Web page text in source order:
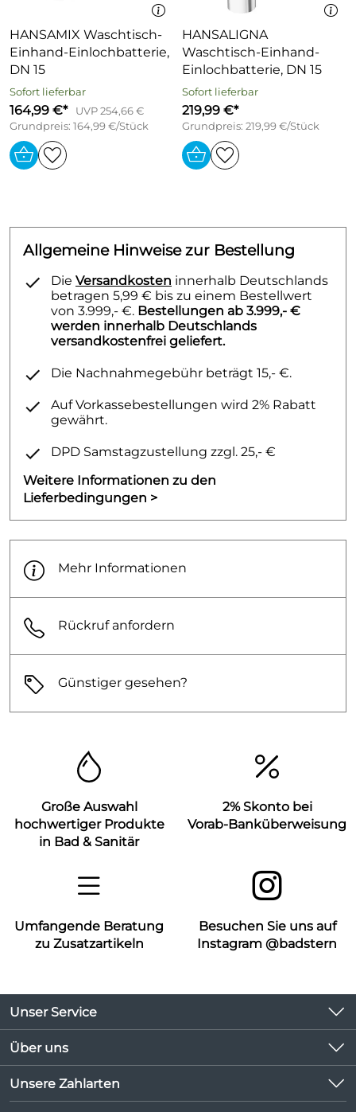
(-) W+K-Kennzeichnung
Luftsprudler
(-) Konstante Durchflussleistung unabhängig vom
Fließdruck
(-) Verbesserter Kalkschutz durch die
HONEYCOMB®Struktur
Ablaufgarnitur (Metall) und Zugbetätigung
Rapid-Montagesystem
Anschluss über flexible Druckschläuche G 3/8 (-)
HANSAMIX Waschtisch-
Einhand-Einlochbatterie,
DN 15
Sofort lieferbar
164,99 €*
UVP 254,66 €
Grundpreis: 164,99 €/Stück
HANSALIGNA
Waschtisch-Einhand-
Einlochbatterie, DN 15
Sofort lieferbar
219,99 €*
Grundpreis: 219,99 €/Stück
Allgemeine Hinweise zur Bestellung
Die Versandkosten innerhalb Deutschlands
betragen 5,99 € bis zu einem Bestellwert
von 3.999,- €. Bestellungen ab 3.999,- €
werden innerhalb Deutschlands
versandkostenfrei geliefert.
Die Nachnahmegebühr beträgt 15,- €.
Auf Vorkassebestellungen wird 2% Rabatt
gewährt.
DPD Samstagzustellung zzgl. 25,- €
Weitere Informationen zu den
Lieferbedingungen >
Mehr Informationen
Rückruf anfordern
Günstiger gesehen?
Große Auswahl
hochwertiger Produkte
in Bad & Sanitär
2% Skonto bei
Vorab-Banküberweisung
Umfangende Beratung
zu Zusatzartikeln
Besuchen Sie uns auf
Instagram @badstern
Unser Service
Kontakt
Kundeninformationen
Newsletter
Über uns
Unsere Bestseller
Marken
Unsere Zahlarten